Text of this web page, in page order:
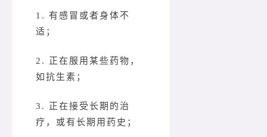
1. 有感冒或者身体不
适；
2. 正在服用某些药物，
如抗生素；
3. 正在接受长期的治
疗，或有长期用药史；